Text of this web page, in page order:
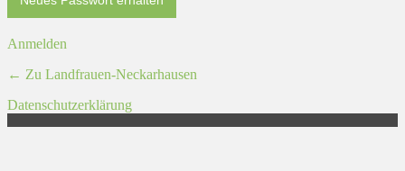
Anmelden
← Zu Landfrauen-Neckarhausen
Datenschutzerklärung